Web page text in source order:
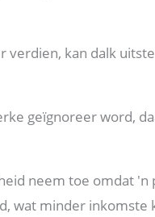
verdien, kan dalk
geïgnoreer word,
neem toe omdat
wat minder